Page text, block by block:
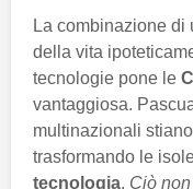
La combinazione di
della vita
tecnologie pone le
vantaggiosa.
multinazionali
trasformando le
tecnologia. Ciò